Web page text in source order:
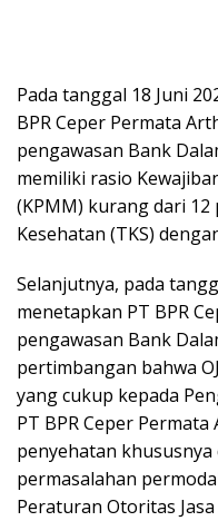
Pada tanggal 18 Juni
BPR Ceper Permata
pengawasan Bank
memiliki rasio
(KPMM) kurang dari
Kesehatan (TKS)
Selanjutnya, pada
menetapkan PT BPR
pengawasan Bank
pertimbangan bahwa
yang cukup kepada
PT BPR Ceper
penyehatan khususnya
permasalahan
Peraturan Otoritas